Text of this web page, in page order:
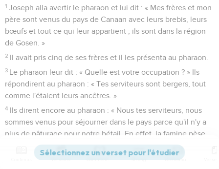
1 Joseph alla avertir le pharaon et lui dit : « Mes frères et mon
père sont venus du pays de Canaan avec leurs brebis, leurs
bœufs et tout ce qui leur appartient ; ils sont dans la région
de Gosen. »
2 Il avait pris cinq de ses frères et il les présenta au pharaon.
3 Le pharaon leur dit : « Quelle est votre occupation ? » Ils
répondirent au pharaon : « Tes serviteurs sont bergers, tout
comme l'étaient leurs ancêtres. »
4 Ils dirent encore au pharaon : « Nous tes serviteurs, nous
sommes venus pour séjourner dans le pays parce qu'il n'y a
plus de pâturage pour notre bétail. En effet, la famine pèse
lourdement sur le pays de Canaan. Veuille donc autoriser tes
serviteurs à s’installer dans la région de Gosen ! »
Versions Commentaires Strong